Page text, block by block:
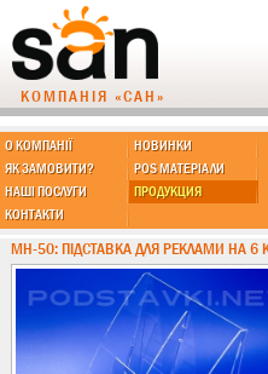
КОМПАНІЯ «САН»
О КОМПАНІЇ
НОВИНКИ
ЯК ЗАМОВИТИ?
POS МАТЕРІАЛИ
НАШІ ПОСЛУГИ
ПРОДУКЦИЯ
КОНТАКТИ
МЫ ДЕЛАЕМ:
Підставки із пластику
Новинки !!!
Різні підставки
Під поліграфію
Навісні кишені
MH-50: ПІДСТАВКА ДЛЯ РЕКЛАМИ НА